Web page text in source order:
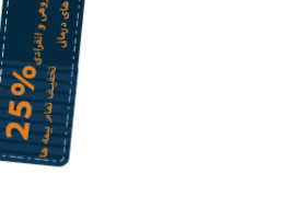
بیمه تکمیلی سامان